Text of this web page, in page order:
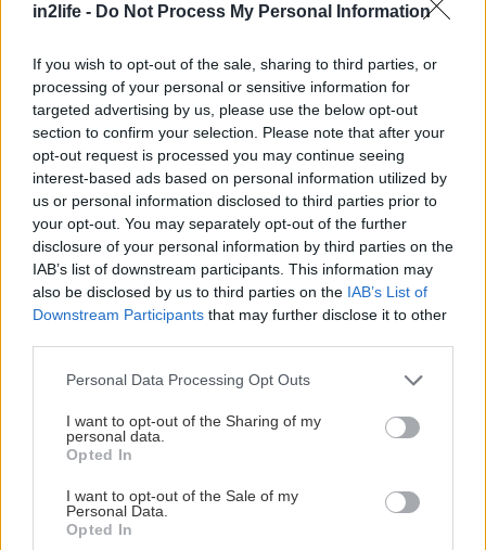
in2life - Do Not Process My Personal Information
If you wish to opt-out of the sale, sharing to third parties, or
processing of your personal or sensitive information for
targeted advertising by us, please use the below opt-out
section to confirm your selection. Please note that after your
opt-out request is processed you may continue seeing
interest-based ads based on personal information utilized by
us or personal information disclosed to third parties prior to
your opt-out. You may separately opt-out of the further
disclosure of your personal information by third parties on the
IAB’s list of downstream participants. This information may
also be disclosed by us to third parties on the IAB’s List of
Downstream Participants that may further disclose it to other
Please note that this website/app uses one or more Google
not limited to your visit or usage behaviour. You may click to
grant or deny consent to Google and its third-party tags to
use your data for below specified purposes in below Google
consent section.
Personal Data Processing Opt Outs
I want to opt-out of the Sharing of my
personal data.
Opted In
I want to opt-out of the Sale of my
Personal Data.
Opted In
Viva τηλ. 13855 & www.viva.gr
• Τσιμισκή 24 – Μητροπόλεως 33
• Εμπορικό Κέντρο Mediterranean Cosmos
Σε περίπτωση τηλεφωνικής κράτησης, η
προσέλευση στο θέατρο πρέπει να γίνει μία ώρα
πριν από την έναρξη της παράστασης. Η αγορά
εισιτηρίων μέσω πιστωτικής κάρτας (Visa &
Mastercard) για όλες τις παραστάσεις μπορεί να
γίνει σε οποιοδήποτε από τα ταμεία των θεάτρων,
καθώς και μέσω της ιστοσελίδας του ΚΘΒΕ
(www.ntng.gr).
Ώρες λειτουργίας ταμείων
2): Τρίτη-Κυριακή: 9.30 π.μ.-21.30 μ.μ
Βασιλικό θέατρο (Πλατεία Λευκού Πύργου): Τρίτη-